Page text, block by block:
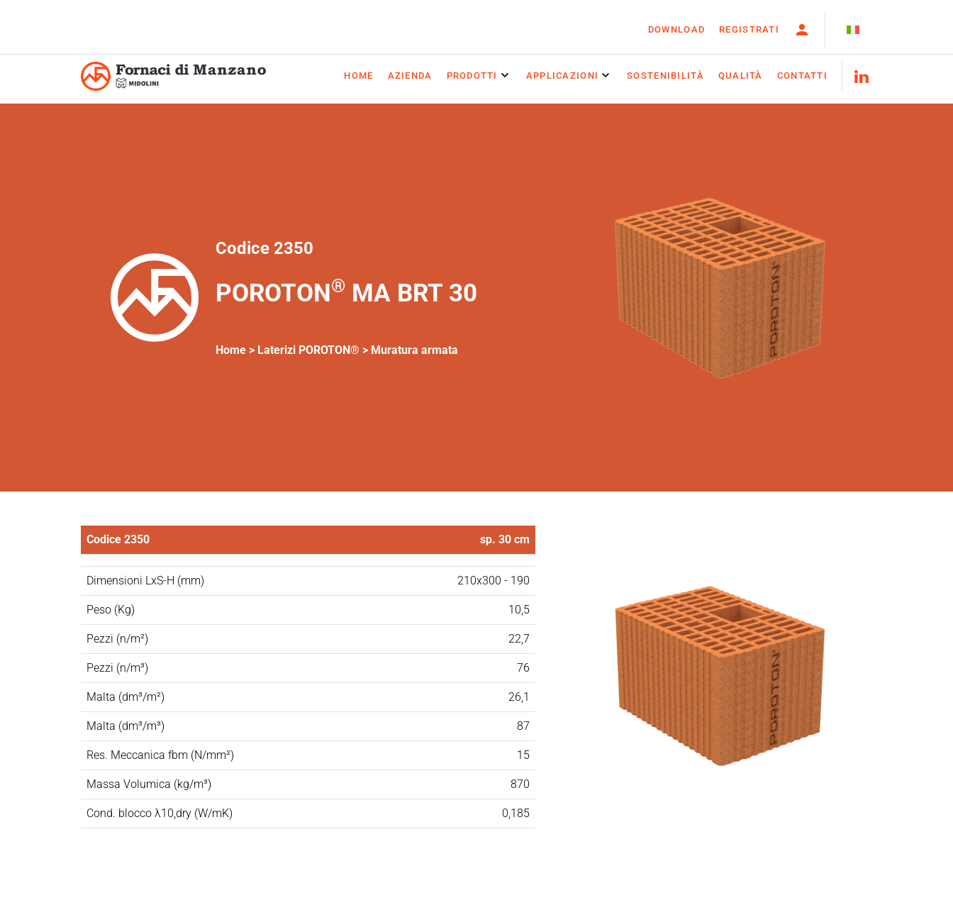
DOWNLOAD REGISTRATI
HOME AZIENDA PRODOTTI APPLICAZIONI SOSTENIBILITÀ QUALITÀ CONTATTI
Codice 2350
POROTON® MA BRT 30
Home > Laterizi POROTON® > Muratura armata
Codice 2350 sp. 30 cm
Dimensioni LxS-H (mm) 210x300 - 190
Peso (Kg) 10,5
Pezzi (n/m²) 22,7
Pezzi (n/m³) 76
Malta (dm³/m²) 26,1
Malta (dm³/m³) 87
Res. Meccanica fbm (N/mm²) 15
Massa Volumica (kg/m³) 870
Cond. blocco λ10,dry (W/mK) 0,185